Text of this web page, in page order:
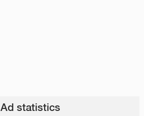
Ad statistics